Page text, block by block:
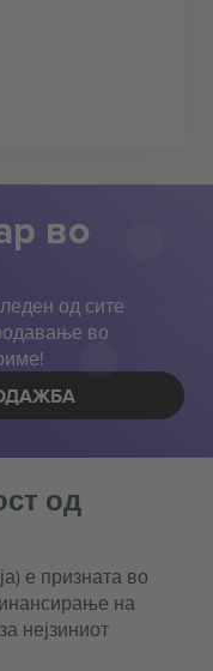
во
од сите
во
од
е призната во
на
нејзиниот